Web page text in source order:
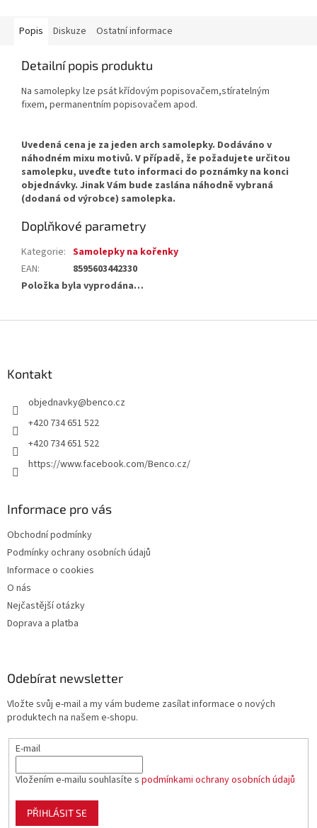
Popis Diskuze Ostatní informace
Detailní popis produktu
Na samolepky lze psát křídovým popisovačem,stíratelným
fixem, permanentním popisovačem apod.
Uvedená cena je za jeden arch samolepky. Dodáváno v
náhodném mixu motivů. V případě, že požadujete určitou
samolepku, uveďte tuto informaci do poznámky na konci
objednávky. Jinak Vám bude zaslána náhodně vybraná
(dodaná od výrobce) samolepka.
Doplňkové parametry
Kategorie: Samolepky na kořenky
EAN:
8595603442330
Položka byla vyprodána…
Kontakt
objednavky@benco.cz
+420 734 651 522
+420 734 651 522
https://www.facebook.com/Benco.cz/
Informace pro vás
Obchodní podmínky
Podmínky ochrany osobních údajů
Informace o cookies
O nás
Nejčastější otázky
Doprava a platba
Odebírat newsletter
Vložte svůj e-mail a my vám budeme zasílat informace o nových
produktech na našem e-shopu.
E-mail
Vložením e-mailu souhlasíte s podmínkami ochrany osobních údajů
PŘIHLÁSIT SE